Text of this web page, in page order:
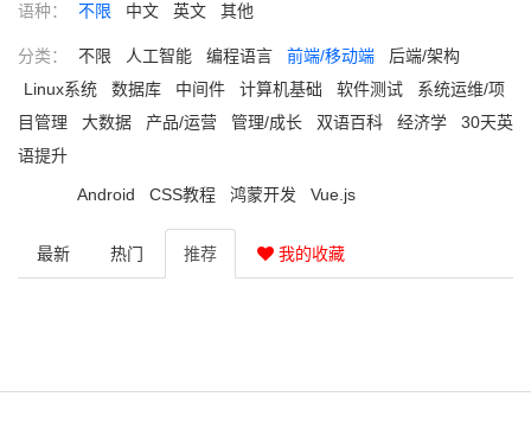
语种： 不限 中文 英文 其他
分类： 不限 人工智能 编程语言 前端/移动端
后端/架构
Linux系统
数据库 中间件 计算机基础 软件测试
系统运维/项
目管理
大数据 产品/运营 管理/成长 双语百科 经济学
30天英
语提升
Android CSS教程 鸿蒙开发 Vue.js
最新 热门 推荐 我的收藏